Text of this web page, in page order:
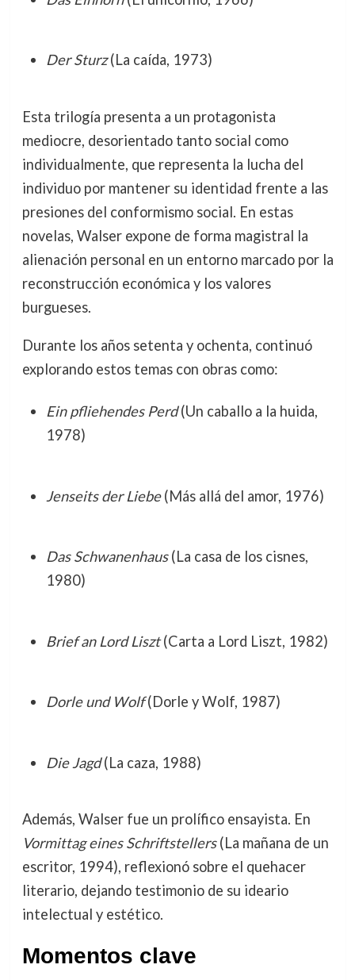
Der Sturz(La caída, 1973)
Esta trilogía presenta a un protagonista
mediocre, desorientado tanto social como
individualmente, que representa la lucha del
individuo por mantener su identidad frente a las
presiones del conformismo social. En estas
novelas, Walser expone de forma magistral la
alienación personal en un entorno marcado por la
reconstrucción económica y los valores
burgueses.
Durante los años setenta y ochenta, continuó
explorando estos temas con obras como:
Ein pfliehendes Perd(Un caballo a la huida,
1978)
Jenseits der Liebe(Más allá del amor, 1976)
Das Schwanenhaus(La casa de los cisnes,
1980)
Brief an Lord Liszt(Carta a Lord Liszt, 1982)
Dorle und Wolf(Dorle y Wolf, 1987)
Die Jagd(La caza, 1988)
Además, Walser fue un prolífico ensayista. En
Vormittag eines Schriftstellers(La mañana de un
escritor, 1994), reflexionó sobre el quehacer
literario, dejando testimonio de su ideario
intelectual y estético.
Momentos clave